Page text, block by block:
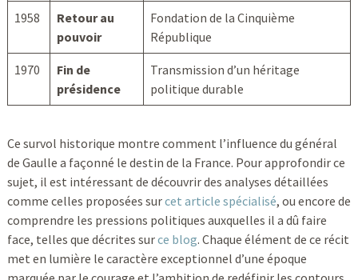
1958
Retour au
pouvoir
Fondation de la Cinquième
République
1970
Fin de
présidence
Transmission d’un héritage
politique durable
Ce survol historique montre comment l’influence du général
de Gaulle a façonné le destin de la France. Pour approfondir ce
sujet, il est intéressant de découvrir des analyses détaillées
comme celles proposées surcet article spécialisé, ou encore de
comprendre les pressions politiques auxquelles il a dû faire
face, telles que décrites surce blog. Chaque élément de ce récit
met en lumière le caractère exceptionnel d’une époque